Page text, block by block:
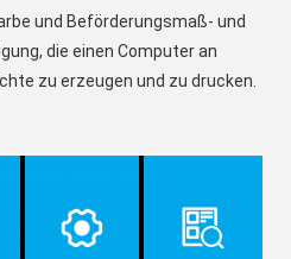
und Beförderungsmaß- und
die einen Computer an
zu erzeugen und zu drucken.